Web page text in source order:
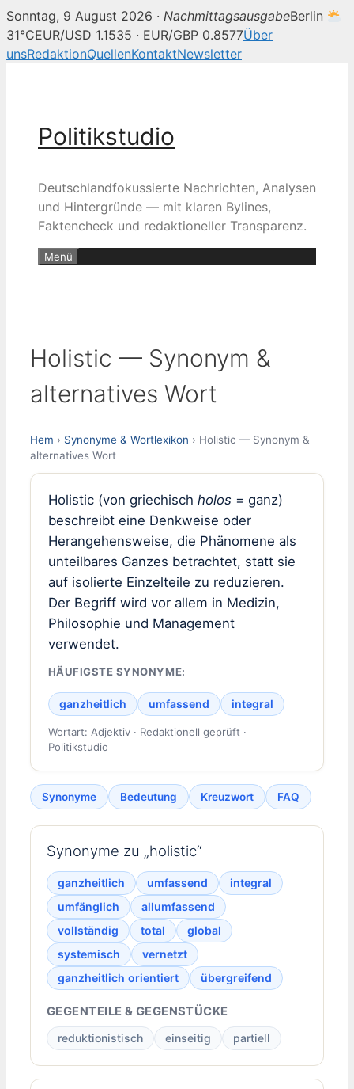
Sonntag, 9 August 2026 · NachmittagsausgabeBerlin
31°CEUR/USD 1.1535 · EUR/GBP 0.8577Über
unsRedaktionQuellenKontaktNewsletter
Politikstudio
Deutschlandfokussierte Nachrichten, Analysen
und Hintergründe — mit klaren Bylines,
Faktencheck und redaktioneller Transparenz.
Menü
Holistic — Synonym &
alternatives Wort
Hem › Synonyme & Wortlexikon › Holistic — Synonym &
alternatives Wort
Holistic (von griechisch holos = ganz)
beschreibt eine Denkweise oder
Herangehensweise, die Phänomene als
unteilbares Ganzes betrachtet, statt sie
auf isolierte Einzelteile zu reduzieren.
Der Begriff wird vor allem in Medizin,
Philosophie und Management
verwendet.
HÄUFIGSTE SYNONYME:
ganzheitlich umfassend integral
Wortart: Adjektiv · Redaktionell geprüft ·
Politikstudio
Synonyme Bedeutung Kreuzwort FAQ
Synonyme zu „holistic“
ganzheitlich umfassend
integral
umfänglich
allumfassend
vollständig
total
global
systemisch
vernetzt
ganzheitlich orientiert
übergreifend
GEGENTEILE & GEGENSTÜCKE
reduktionistisch einseitig partiell